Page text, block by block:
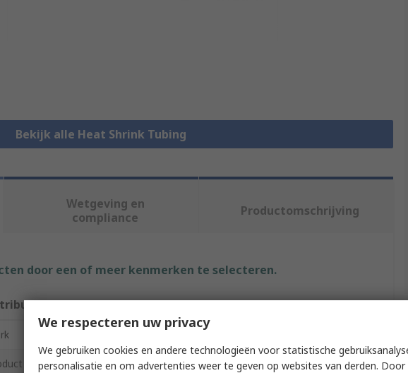
Bekijk alle Heat Shrink Tubing
Wetgeving en
compliance
Productomschrijving
door een of meer kenmerken te selecteren.
Waarde
Type Cold Shrink Tubing
We respecteren uw privacy
We gebruiken cookies en andere technologieën voor statistische
personalisatie en om advertenties weer te geven op websites van derden. Door